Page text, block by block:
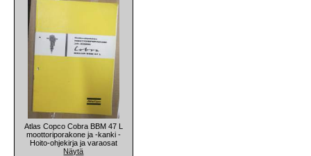
Atlas Copco Cobra BBM 47 L
moottoriporakone ja -kanki -
Hoito-ohjekirja ja varaosat
Näytä